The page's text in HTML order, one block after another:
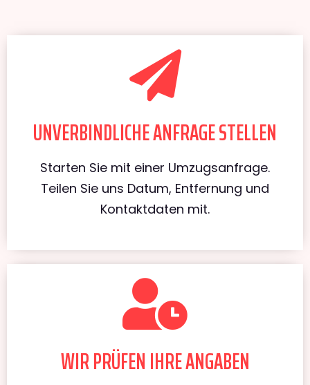
UNVERBINDLICHE ANFRAGE STELLEN
Starten Sie mit einer Umzugsanfrage.
Teilen Sie uns Datum, Entfernung und
Kontaktdaten mit.
WIR PRÜFEN IHRE ANGABEN